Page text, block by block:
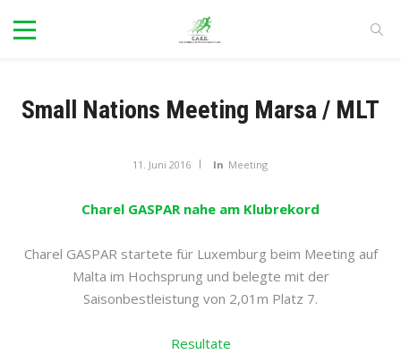
Small Nations Meeting Marsa / MLT
11. Juni 2016 In Meeting
Charel GASPAR nahe am Klubrekord
Charel GASPAR startete für Luxemburg beim Meeting auf
Malta im Hochsprung und belegte mit der
Saisonbestleistung von 2,01m Platz 7.
Resultate